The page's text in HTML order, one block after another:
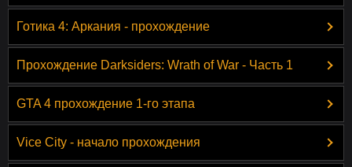
Готика 4: Аркания - прохождение
Прохождение Darksiders: Wrath of War - Часть 1
GTA 4 прохождение 1-го этапа
Vice City - начало прохождения